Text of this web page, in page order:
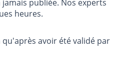
publiée. Nos experts
heures.
avoir été validé par